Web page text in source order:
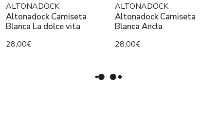
ALTONADOCK
Altonadock Camiseta
Blanca La dolce vita
28,00€
ALTONADOCK
Altonadock Camiseta
Blanca Ancla
28,00€